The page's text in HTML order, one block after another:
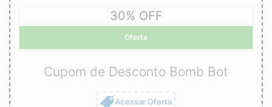
30% OFF
Oferta
Cupom de Desconto Bomb Bot
Acessar Oferta